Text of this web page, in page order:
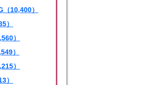
（10,400）
）
）
）
）
）